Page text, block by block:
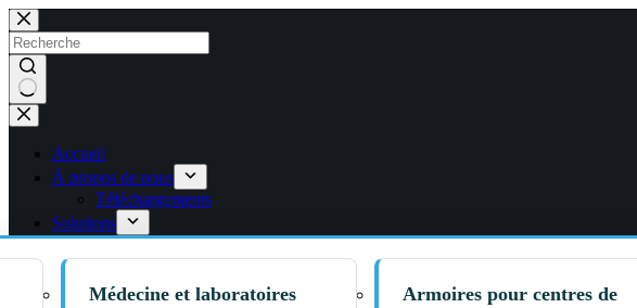
Skip
to
content
Pas
de
résultatsAccueil
À propos de nous
Téléchargements
Solutions
Médecine et laboratoires
Armoires pour centres de